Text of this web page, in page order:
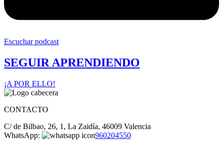
Escuchar podcast
SEGUIR APRENDIENDO
¡A POR ELLO!
CONTACTO
C/ de Bilbao, 26, 1, La Zaidía, 46009 Valencia
WhatsApp:
960204550